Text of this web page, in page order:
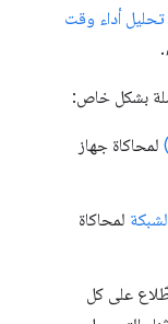
أداء وقت
بشكل خاص:
جهاز
لمحاكاة
على كل